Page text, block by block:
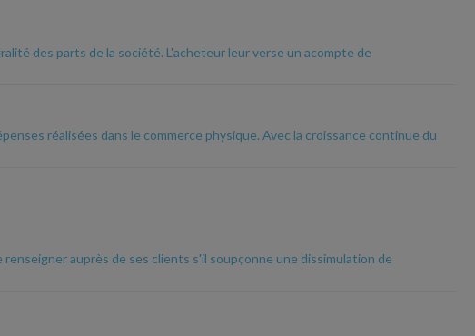
des parts de la société. L'acheteur leur verse un acompte de
réalisées dans le commerce physique. Avec la croissance continue du
auprès de ses clients s'il soupçonne une dissimulation de